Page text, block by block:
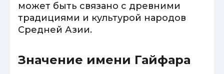
может быть связано с древними
традициями и культурой народов
Средней Азии.
Значение имени Гайфара